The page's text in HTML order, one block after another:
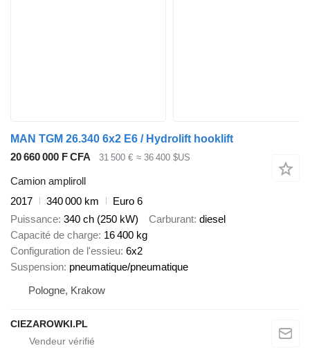
MAN TGM 26.340 6x2 E6 / Hydrolift hooklift
20 660 000 F CFA
31 500 € ≈ 36 400 $US
Camion ampliroll
2017
340 000 km
Euro 6
Puissance 340 ch (250 kW) Carburant diesel
Capacité de charge 16 400 kg
Configuration de l'essieu 6x2
Suspension pneumatique/pneumatique
Pologne, Krakow
CIEZAROWKI.PL